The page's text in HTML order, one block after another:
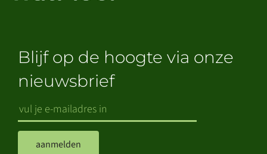
Blijf op de hoogte via onze
nieuwsbrief
aanmelden